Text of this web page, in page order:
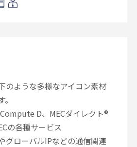
のような多様なアイコン素材
D、MECダイレクト®
の各種サービス
グローバルIPなどの通信関連